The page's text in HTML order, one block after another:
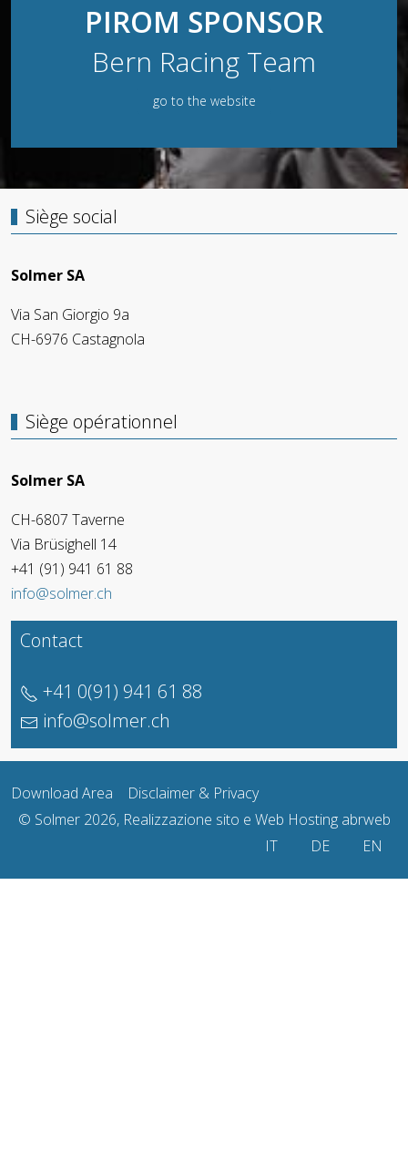
PIROM SPONSOR
Bern Racing Team
go to the website
Siège social
Solmer SA
Via San Giorgio 9a
CH-6976 Castagnola
Siège opérationnel
Solmer SA
CH-6807 Taverne
Via Brüsighell 14
+41 (91) 941 61 88
info@solmer.ch
Contact
+41 0(91) 941 61 88
info@solmer.ch
Download Area Disclaimer & Privacy
© Solmer 2026, Realizzazione sito e Web Hosting abrweb
Sélectionnez votre
IT DE EN